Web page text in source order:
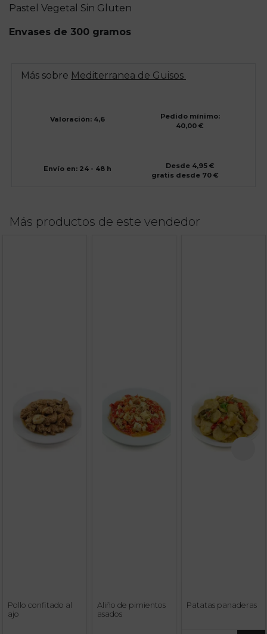
Pastel Vegetal Sin Gluten
Envases de 300 gramos
Más sobre Mediterranea de Guisos
Valoración: 4,6
Pedido mínimo:
40,00 €
Envío en: 24 - 48 h
Desde 4,95 €
gratis desde 70 €
Más productos de este vendedor
Pollo confitado al
ajo
Aliño de pimientos
asados
Patatas panaderas